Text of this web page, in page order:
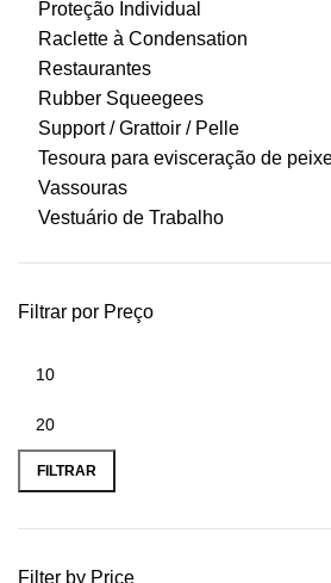
Proteção Individual
Raclette à Condensation
Restaurantes
Rubber Squeegees
Support / Grattoir / Pelle
Tesoura para evisceração de
Vassouras
Vestuário de Trabalho
Filtrar por Preço
FILTRAR
Filter by Price